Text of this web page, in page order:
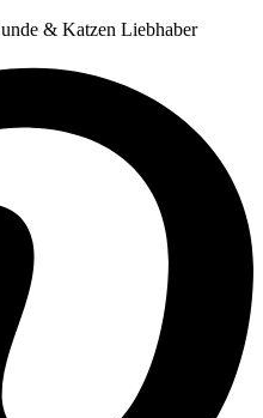
& Katzen Liebhaber